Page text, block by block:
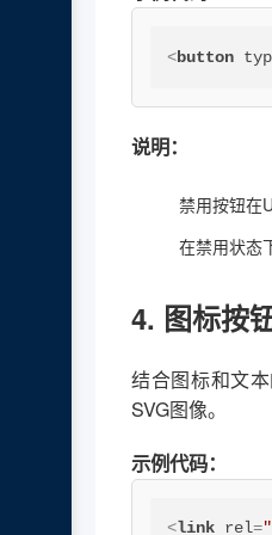
<button
说明：
禁用按钮在
在禁用状态
4. 图标按
结合图标和文
SVG图像。
示例代码：
<link rel=